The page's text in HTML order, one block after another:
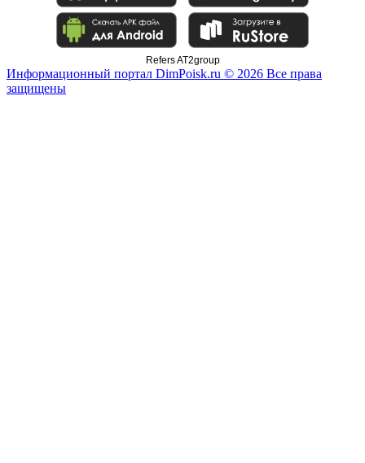
Refers AT2group
Информационный портал DimPoisk.ru © 2026 Все права
защищены